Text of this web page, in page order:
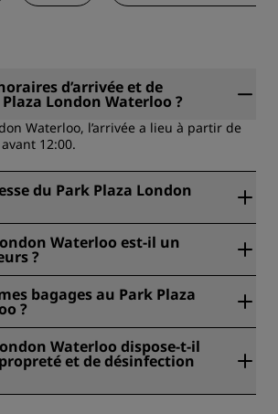
d’arrivée et de
London Waterloo ?
Waterloo, l’arrivée a lieu à partir de
12:00.
du Park Plaza London
Uni.
Waterloo est-il un
?
bagages au Park Plaza
?
Waterloo dispose-t-il
et de désinfection